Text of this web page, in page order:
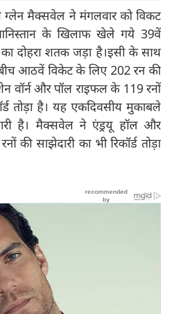
ग्लेन मैक्सवेल ने मंगलवार को विकट
के खिलाफ खेले गये 39वें
दोहरा शतक जड़ा है।इसी के साथ
आठवें विकेट के लिए 202 रन की
वॉर्न और पॉल राइफल के 119 रनों
तोड़ा है। यह एकदिवसीय मुकाबले
है। मैक्सवेल ने एंड्रयू हॉल और
की साझेदारी का भी रिकॉर्ड तोड़ा